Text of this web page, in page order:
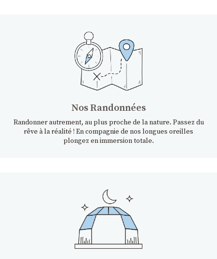
Nos Randonnées
Randonner autrement, au plus proche de la nature. Passez du
rêve à la réalité ! En compagnie de nos longues oreilles
plongez en immersion totale.